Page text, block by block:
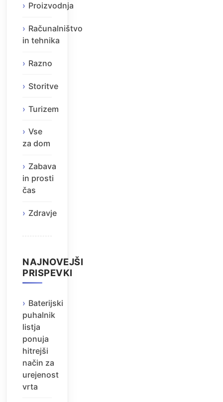
Proizvodnja
Računalništvo
in tehnika
Razno
Storitve
Turizem
Vse
za dom
Zabava
in prosti
čas
Zdravje
NAJNOVEJŠI
PRISPEVKI
Baterijski
puhalnik
listja
ponuja
hitrejši
način za
urejenost
vrta